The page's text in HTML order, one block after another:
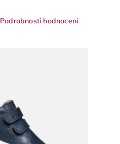
Podrobnosti hodnocení